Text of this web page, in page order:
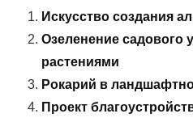
Искусство создания
Озеленение садового
растениями
Рокарий в
Проект